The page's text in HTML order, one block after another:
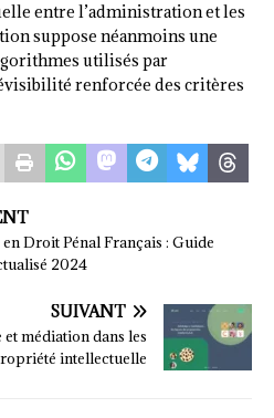
entre l’administration et les
suppose néanmoins une
utilisés par
renforcée des critères
Droit Pénal Français : Guide
2024
SUIVANT
médiation dans les
intellectuelle